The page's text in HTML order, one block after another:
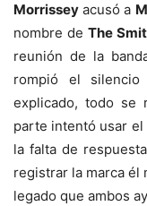
Morrissey acusó a
nombre de The
reunión de la
rompió el
explicado, todo se
parte intentó usar el
la falta de
registrar la marca él
legado que ambos